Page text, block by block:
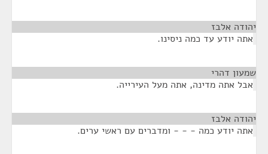
יהודה אלבז
אתה יודע עד כמה ניסינו.
שמעון דהרי
אבל אתה מדינה, אתה מעל העירייה.
יהודה אלבז
אתה יודע כמה - - - ומדברים עם ראשי ערים.